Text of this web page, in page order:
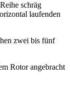
schräg
laufenden
zwei bis fünf
Rotor angebracht